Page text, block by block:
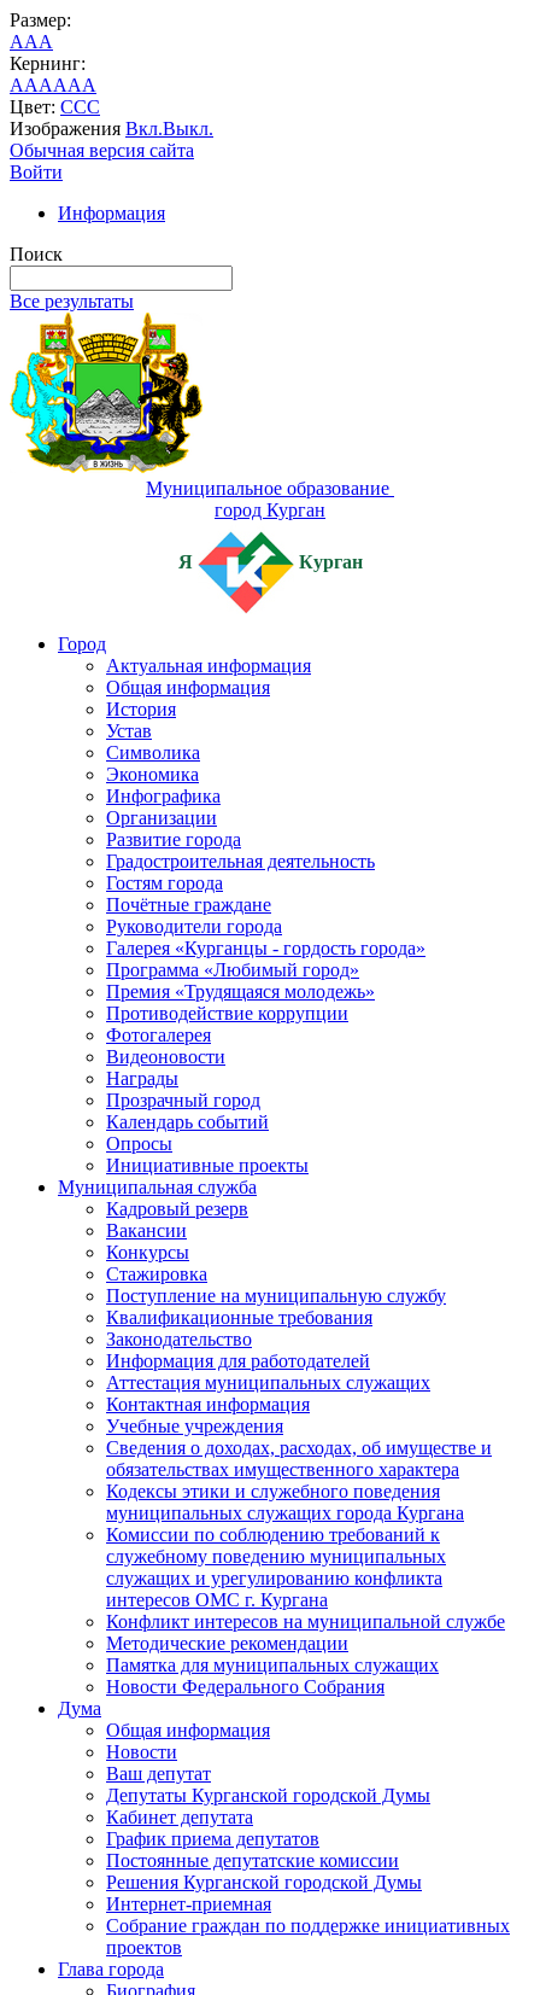
Размер:
AAA
Кернинг:
AAAAAA
Цвет: CCC
Изображения Вкл.Выкл.
Обычная версия сайта
Войти
Информация
Поиск
Все результаты
Муниципальное образование
город Курган
Я Курган
Город
Актуальная информация
Общая информация
История
Устав
Символика
Экономика
Инфографика
Организации
Развитие города
Градостроительная деятельность
Гостям города
Почётные граждане
Руководители города
Галерея «Курганцы - гордость города»
Программа «Любимый город»
Премия «Трудящаяся молодежь»
Противодействие коррупции
Фотогалерея
Видеоновости
Награды
Прозрачный город
Календарь событий
Опросы
Инициативные проекты
Муниципальная служба
Кадровый резерв
Вакансии
Конкурсы
Стажировка
Поступление на муниципальную службу
Квалификационные требования
Законодательство
Информация для работодателей
Аттестация муниципальных служащих
Контактная информация
Учебные учреждения
Сведения о доходах, расходах, об имуществе и
обязательствах имущественного характера
Кодексы этики и служебного поведения
муниципальных служащих города Кургана
Комиссии по соблюдению требований к
служебному поведению муниципальных
служащих и урегулированию конфликта
интересов ОМС г. Кургана
Конфликт интересов на муниципальной службе
Методические рекомендации
Памятка для муниципальных служащих
Новости Федерального Cобрания
Дума
Общая информация
Новости
Ваш депутат
Депутаты Курганской городской Думы
Кабинет депутата
График приема депутатов
Постоянные депутатские комиссии
Решения Курганской городской Думы
Интернет-приемная
Собрание граждан по поддержке инициативных
проектов
Глава города
Биография